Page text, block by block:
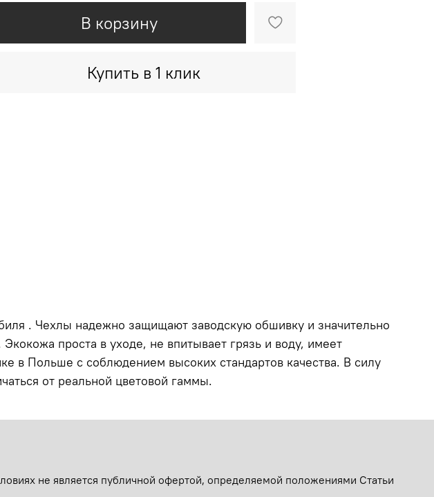
В корзину
Купить в 1 клик
. Чехлы надежно защищают заводскую обшивку и значительно
проста в уходе, не впитывает грязь и воду, имеет
в Польше с соблюдением высоких стандартов качества. В силу
от реальной цветовой гаммы.
не является публичной офертой, определяемой положениями Статьи